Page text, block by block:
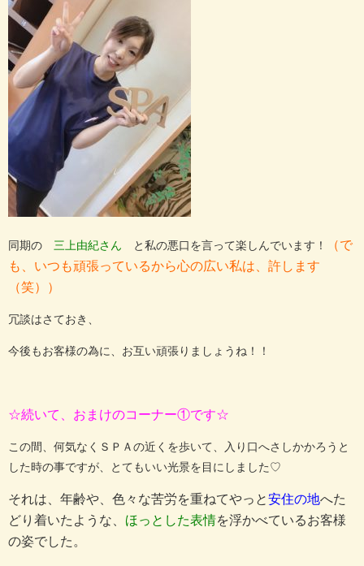
同期の 三上由紀さん と私の悪口を言って楽しんでいます！
（で
も、いつも頑張っているから心の広い私は、許します
（笑））
冗談はさておき、
今後もお客様の為に、お互い頑張りましょうね！！
☆続いて、おまけのコーナー①です☆
この間、何気なくＳＰＡの近くを歩いて、入り口へさしかかろうと
した時の事ですが、とてもいい光景を目にしました♡
それは、年齢や、色々な苦労を重ねてやっと安住の地へた
どり着いたような、 ほっとした表情を浮かべているお客様
の姿でした。